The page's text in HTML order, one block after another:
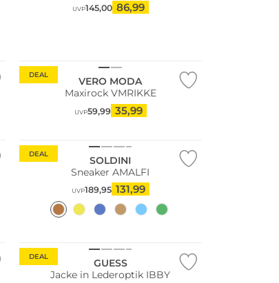
UVP145,00 86,99
DEAL
VERO MODA
Maxirock VMRIKKE
UVP59,99 35,99
DEAL
SOLDINI
Sneaker AMALFI
UVP189,95 131,99
DEAL
GUESS
Jacke in Lederoptik IBBY